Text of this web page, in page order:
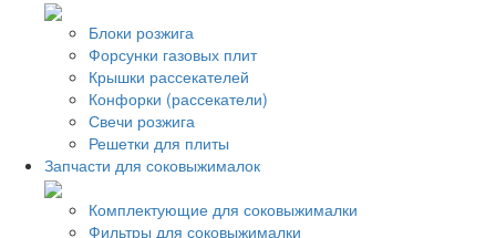
Блоки розжига
Форсунки газовых плит
Крышки рассекателей
Конфорки (рассекатели)
Свечи розжига
Решетки для плиты
Запчасти для соковыжималок
Комплектующие для соковыжималки
Фильтры для соковыжималки